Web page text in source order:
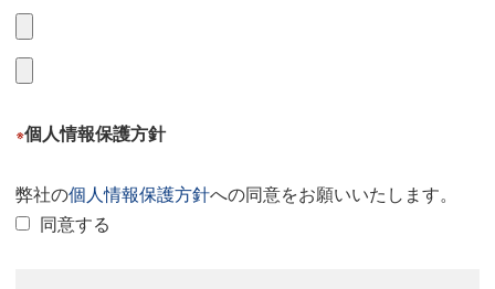
※個人情報保護方針
弊社の個人情報保護方針への同意をお願いいたします。
同意する